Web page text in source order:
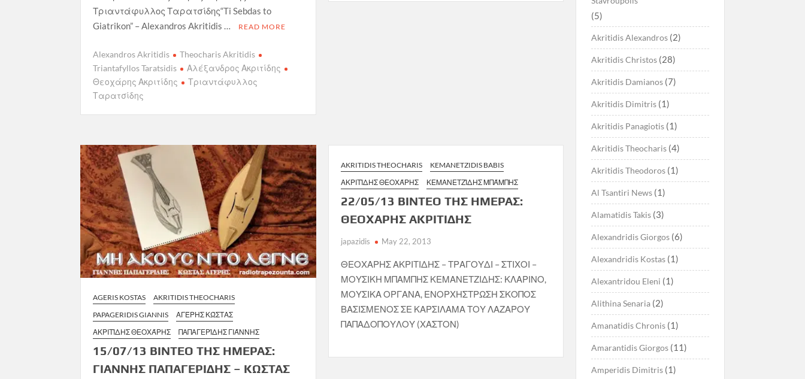
Τριαντάφυλλος Ταρατσίδης“Ti Sebdas to
Giatrikon” – Alexandros Akritidis …
READ MORE
Alexandros Akritidis
Theocharis Akritidis
Triantafyllos Taratsidis
Αλέξανδρος Ακριτίδης
Θεοχάρης Ακριτίδης
Τριαντάφυλλος
Ταρατσίδης
AGERIS KOSTAS
AKRITIDIS THEOCHARIS
PAPAGERIDIS GIANNIS
ΑΓΈΡΗΣ ΚΏΣΤΑΣ
ΑΚΡΙΤΊΔΗΣ ΘΕΟΧΆΡΗΣ
ΠΑΠΑΓΕΡΊΔΗΣ ΓΙΆΝΝΗΣ
15/07/13 ΒΙΝΤΕΟ ΤΗΣ ΗΜΕΡΑΣ:
ΓΙΑΝΝΗΣ ΠΑΠΑΓΕΡΙΔΗΣ – ΚΩΣΤΑΣ
AKRITIDIS THEOCHARIS
KEMANETZIDIS BABIS
ΑΚΡΙΤΊΔΗΣ ΘΕΟΧΆΡΗΣ
ΚΕΜΑΝΕΤΖΊΔΗΣ ΜΠΆΜΠΗΣ
22/05/13 ΒΙΝΤΕΟ ΤΗΣ ΗΜΕΡΑΣ:
ΘΕΟΧΑΡΗΣ ΑΚΡΙΤΙΔΗΣ
japazidis May 22, 2013
ΘΕΟΧΑΡΗΣ ΑΚΡΙΤΙΔΗΣ – ΤΡΑΓΟΥΔΙ – ΣΤΙΧΟΙ –
ΜΟΥΣΙΚΗ ΜΠΑΜΠΗΣ ΚΕΜΑΝΕΤΖΙΔΗΣ: ΚΛΑΡΙΝΟ,
ΜΟΥΣΙΚΑ ΟΡΓΑΝΑ, ΕΝΟΡΧΗΣΤΡΩΣΗ ΣΚΟΠΟΣ
ΒΑΣΙΣΜΕΝΟΣ ΣΕ ΚΑΡΣΙΛΑΜΑ ΤΟΥ ΛΑΖΑΡΟΥ
ΠΑΠΑΔΟΠΟΥΛΟΥ (ΧΑΣΤΟΝ)
(5)
Akritidis Alexandros(2)
Akritidis Christos(28)
Akritidis Damianos(7)
Akritidis Dimitris(1)
Akritidis Panagiotis(1)
Akritidis Theocharis(4)
Akritidis Theodoros(1)
Al Tsantiri News(1)
Alamatidis Takis(3)
Alexandridis Giorgos(6)
Alexandridis Kostas(1)
Alexantridou Eleni (1)
Alithina Senaria(2)
Amanatidis Chronis(1)
Amarantidis Giorgos(11)
Amperidis Dimitris(1)